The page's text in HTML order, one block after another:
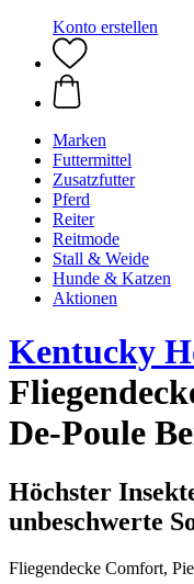
Konto erstellen
Marken
Futtermittel
Zusatzfutter
Pferd
Reiter
Reitmode
Stall & Weide
Hunde & Katzen
Aktionen
Kentucky
De-Poule
Höchster
unbeschwerte
Fliegendecke Comfort,